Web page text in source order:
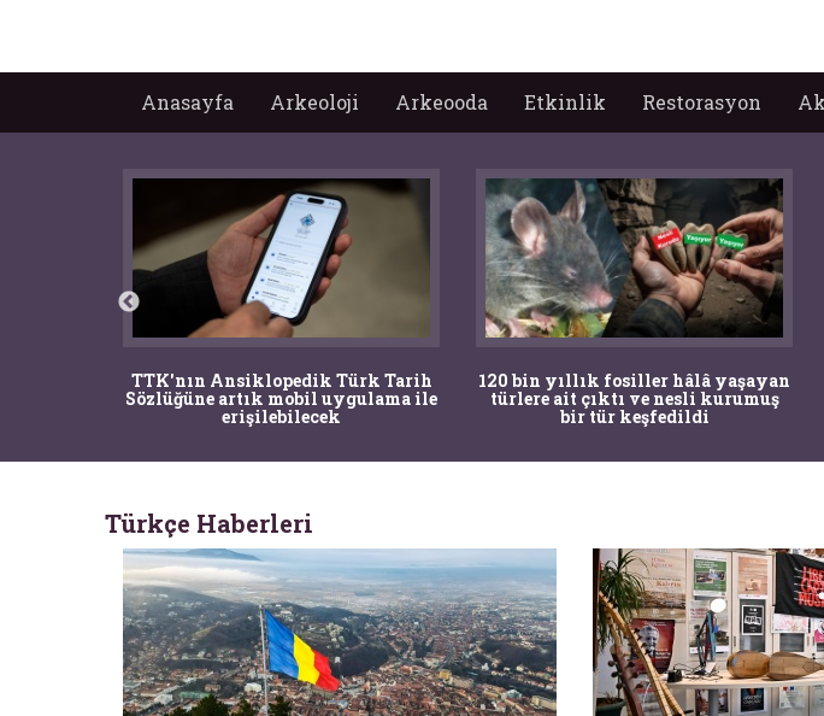
Anasayfa Arkeoloji Arkeooda Etkinlik Restorasyon
TTK'nın Ansiklopedik Türk Tarih
Sözlüğüne artık mobil uygulama ile
erişilebilecek
120 bin yıllık fosiller hâlâ yaşayan
türlere ait çıktı ve nesli kurumuş
bir tür keşfedildi
Türkçe Haberleri